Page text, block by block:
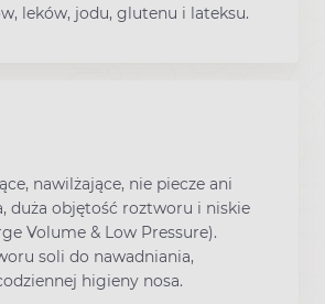
leków, jodu, glutenu i lateksu.
nawilżające, nie piecze ani
duża objętość roztworu i niskie
Volume & Low Pressure).
soli do nawadniania,
higieny nosa.